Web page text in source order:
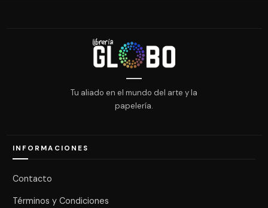
Tu aliado en el mundo del arte y la
papelería.
INFORMACIONES
Contacto
Términos y Condiciones